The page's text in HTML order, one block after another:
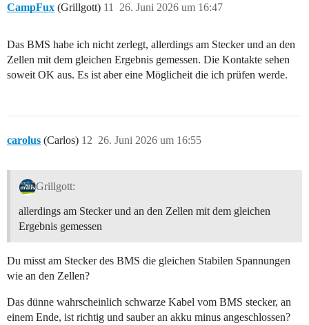
CampFux (Grillgott) 26. Juni 2026 um 16:47
11
Das BMS habe ich nicht zerlegt, allerdings am Stecker und an den
Zellen mit dem gleichen Ergebnis gemessen. Die Kontakte sehen
soweit OK aus. Es ist aber eine Möglicheit die ich prüfen werde.
carolus (Carlos) 26. Juni 2026 um 16:55
12
Grillgott:
allerdings am Stecker und an den Zellen mit dem gleichen
Ergebnis gemessen
Du misst am Stecker des BMS die gleichen Stabilen Spannungen
wie an den Zellen?
Das dünne wahrscheinlich schwarze Kabel vom BMS stecker, an
einem Ende, ist richtig und sauber an akku minus angeschlossen?